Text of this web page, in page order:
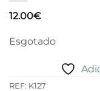
12.00€
Esgotado
REF: K127